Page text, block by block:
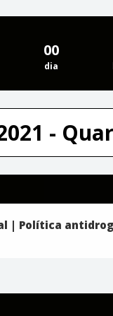
00
dia
-
| Política